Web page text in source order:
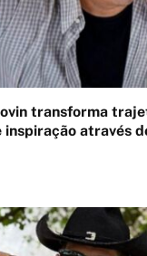
transforma
inspiração através